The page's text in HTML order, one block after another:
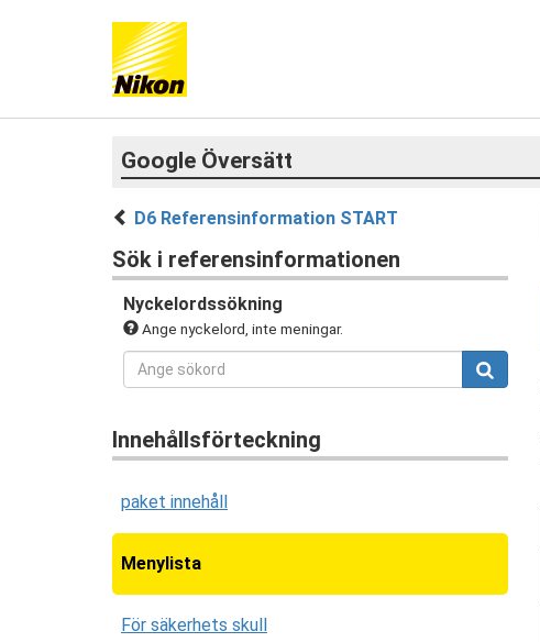
Google Översätt
D6 Referensinformation START
Sök i referensinformationen
Nyckelordssökning
Ange nyckelord, inte meningar.
Innehållsförteckning
paket innehåll
Menylista
För säkerhets skull